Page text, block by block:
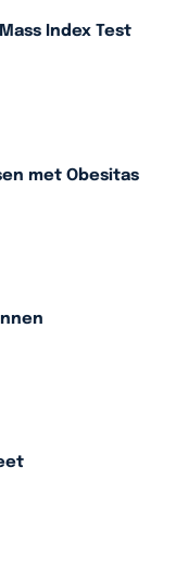
Index Test
met Obesitas